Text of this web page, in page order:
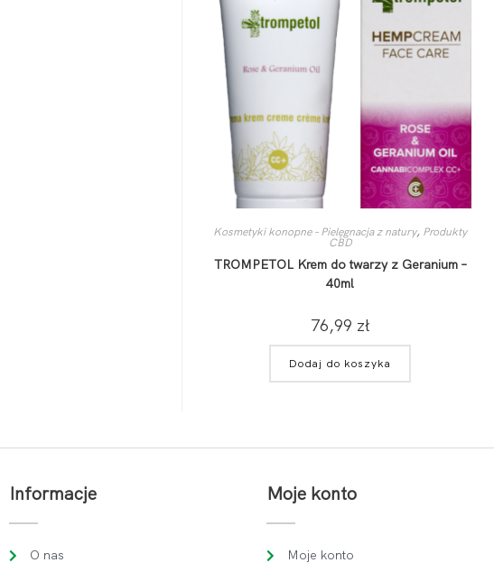
Kosmetyki konopne – Pielęgnacja z natury, Produkty
CBD
TROMPETOL Krem do twarzy z Geranium –
40ml
76,99 zł
Dodaj do koszyka
Informacje
O nas
Moje konto
Moje konto